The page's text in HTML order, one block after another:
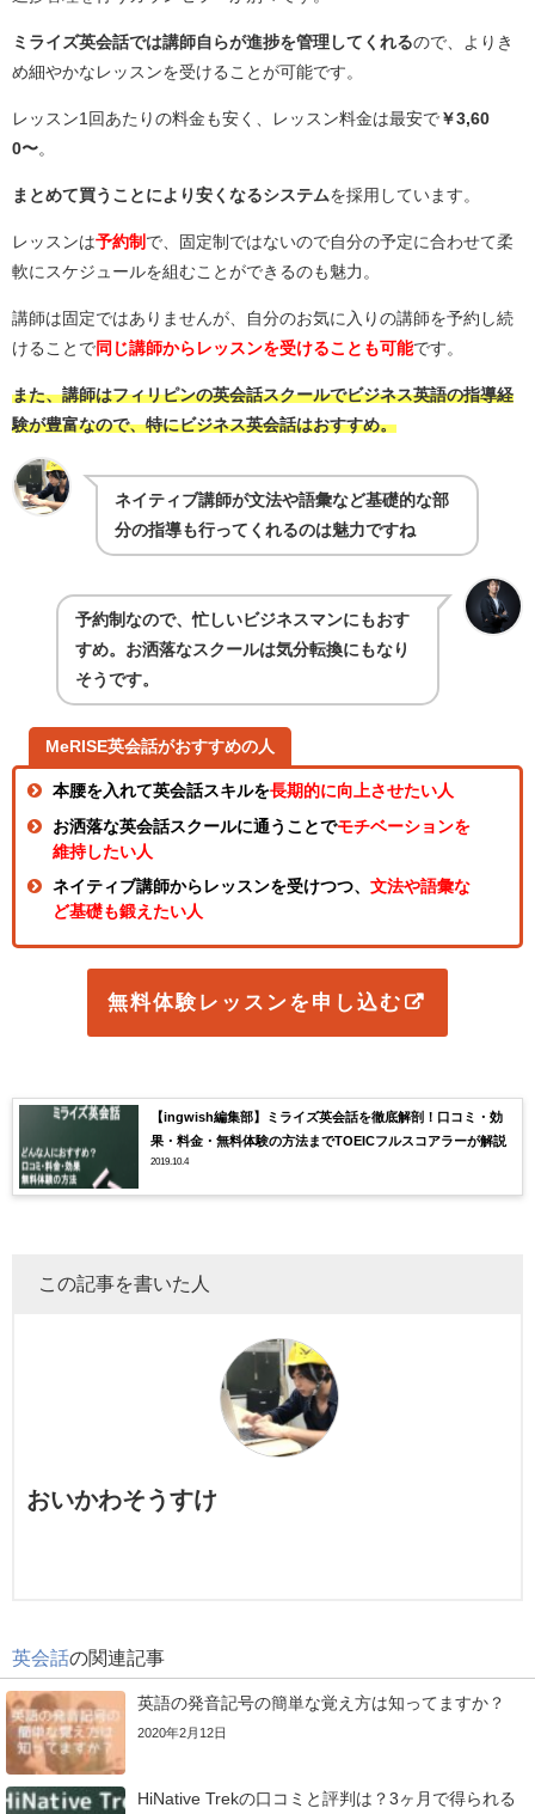
ミライズ英会話では講師自らが進捗を管理してくれるので、よりき
め細やかなレッスンを受けることが可能です。
レッスン1回あたりの料金も安く、レッスン料金は最安で ￥3,60
0〜。
まとめて買うことにより安くなるシステムを採用しています。
レッスンは予約制 で、固定制ではないので自分の予定に合わせて柔
軟にスケジュールを組むことができるのも魅力。
講師は固定ではありませんが、自分のお気に入りの講師を予約し続
けることで 同じ講師からレッスンを受けることも可能です。
また、講師はフィリピンの英会話スクールでビジネス英語の指導経
験が豊富なので、特にビジネス英会話はおすすめ。
ネイティブ講師が文法や語彙など基礎的な部
分の指導も行ってくれるのは魅力ですね
予約制なので、忙しいビジネスマンにもおす
すめ。お洒落なスクールは気分転換にもなり
そうです。
MeRISE英会話がおすすめの人
本腰を入れて英会話スキルを長期的に向上させたい人
お洒落な英会話スクールに通うことでモチベーションを
維持したい人
ネイティブ講師からレッスンを受けつつ、 文法や語彙な
ど基礎も鍛えたい人
無料体験レッスンを申し込む
【ingwish編集部】ミライズ英会話を徹底解剖！口コミ・効
果・料金・無料体験の方法までTOEICフルスコアラーが解説
2019.10.4
この記事を書いた人
おいかわそうすけ
英会話の関連記事
英語の発音記号の簡単な覚え方は知ってますか？
2020年2月12日
HiNative Trekの口コミと評判は？3ヶ月で得られる